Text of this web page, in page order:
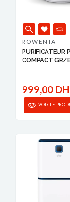
ROWENTA
PURIFICATEUR
COMPACT GR/
999,00 DH
VOIR LE